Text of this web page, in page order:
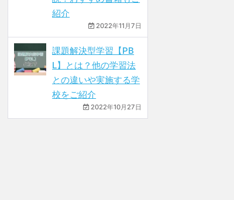
紹介
2022年11月7日
課題解決型学習【PB
L】とは？他の学習法
との違いや実施する学
校をご紹介
2022年10月27日